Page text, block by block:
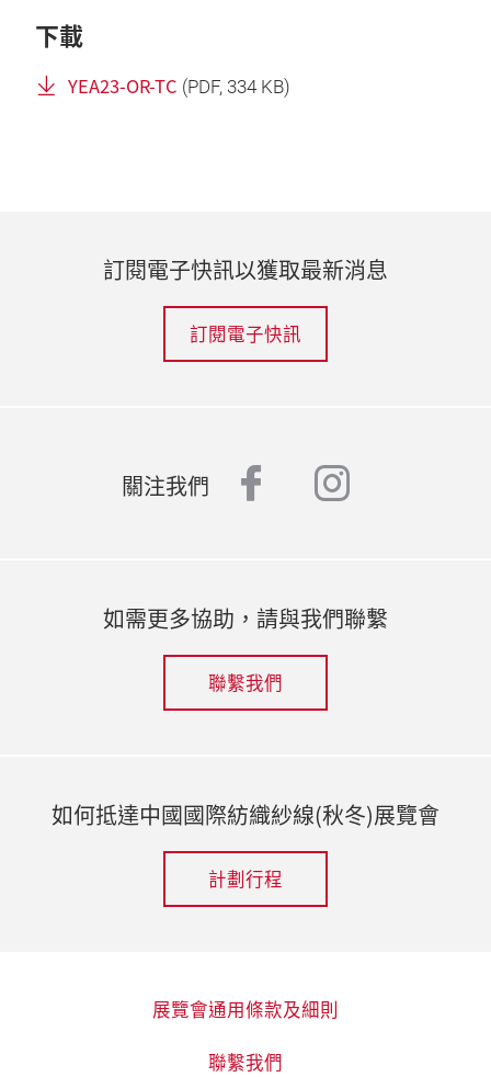
下載
YEA23-OR-TC (PDF, 334 KB)
訂閱電子快訊以獲取最新消息
訂閱電子快訊
關注我們 facebook
如需更多協助，請與我們聯繫
聯繫我們
如何抵達中國國際紡織紗線(秋冬)展覽會
計劃行程
展覽會通用條款及細則
聯繫我們